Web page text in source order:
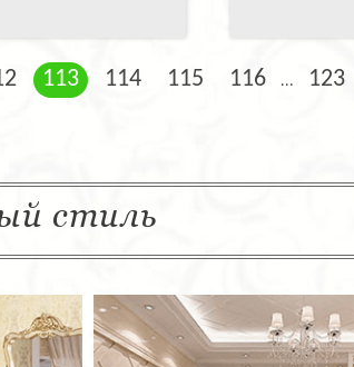
113 114 115 116 ... 123
стиль